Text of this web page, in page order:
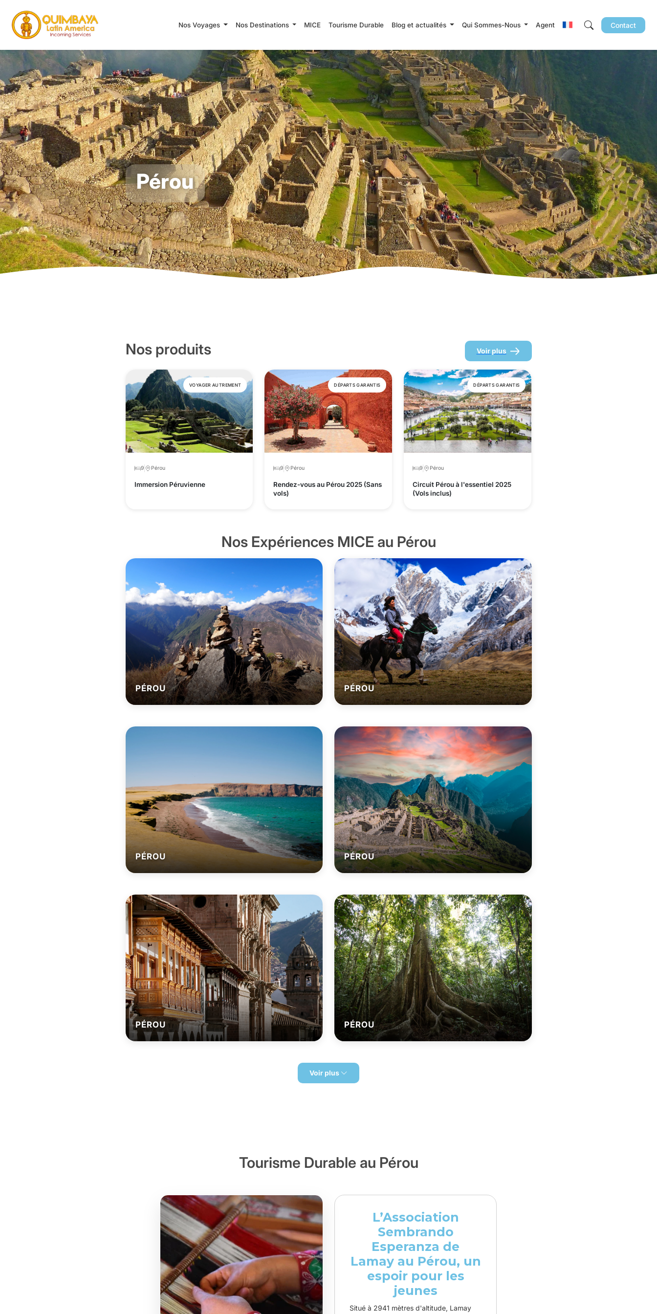
Nos Voyages Nos Destinations MICE Tourisme Durable Blog et actualités Qui Sommes-Nous Agent Contact
Pérou
Nos produits Voir plus
VOYAGER AUTREMENT
9 Pérou
Immersion Péruvienne
DÉPARTS GARANTIS
9 Pérou
Rendez-vous au Pérou 2025 (Sans
vols)
DÉPARTS GARANTIS
9 Pérou
Circuit Pérou à l'essentiel 2025
(Vols inclus)
Nos Expériences MICE au Pérou
PÉROU PÉROU
PÉROU PÉROU
PÉROU PÉROU
Voir plus
Tourisme Durable au Pérou
L’Association
Sembrando
Esperanza de
Lamay au Pérou, un
espoir pour les
jeunes
Situé à 2941 mètres d'altitude, Lamay